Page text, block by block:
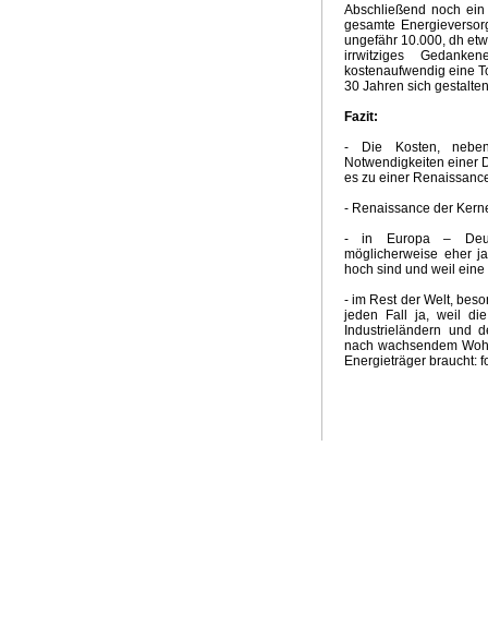
Abschließend noch
gesamte
ungefähr 10.000, dh
irrwitziges
kostenaufwendig eine
30 Jahren sich
Fazit:
- Die Kosten,
Notwendigkeiten einer
es zu einer
- Renaissance der
- in Europa –
möglicherweise eher
hoch sind und weil
- im Rest der Welt,
jeden Fall ja, weil
Industrieländern und
nach wachsendem
Energieträger braucht: